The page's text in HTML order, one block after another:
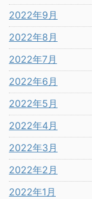
2022年9月
2022年8月
2022年7月
2022年6月
2022年5月
2022年4月
2022年3月
2022年2月
2022年1月